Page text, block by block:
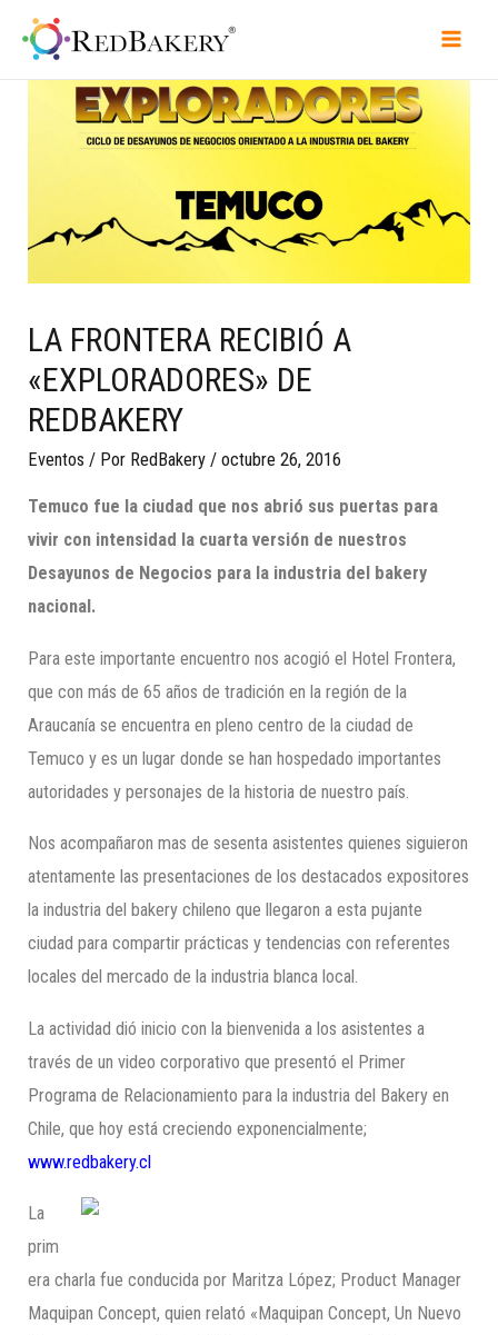
LA FRONTERA RECIBIÓ A
«EXPLORADORES» DE
REDBAKERY
Eventos / Por RedBakery /octubre 26, 2016
Temuco fue la ciudad que nos abrió sus puertas para
vivir con intensidad la cuarta versión de nuestros
Desayunos de Negocios para la industria del bakery
nacional.
Para este importante encuentro nos acogió el Hotel Frontera,
que con más de 65 años de tradición en la región de la
Araucanía se encuentra en pleno centro de la ciudad de
Temuco y es un lugar donde se han hospedado importantes
autoridades y personajes de la historia de nuestro país.
Nos acompañaron mas de sesenta asistentes quienes siguieron
atentamente las presentaciones de los destacados expositores
la industria del bakery chileno que llegaron a esta pujante
ciudad para compartir prácticas y tendencias con referentes
locales del mercado de la industria blanca local.
La actividad dió inicio con la bienvenida a los asistentes a
través de un video corporativo que presentó el Primer
Programa de Relacionamiento para la industria del Bakery en
Chile, que hoy está creciendo exponencialmente;
www.redbakery.cl
La
prim
era charla fue conducida por Maritza López; Product Manager
Maquipan Concept, quien relató «Maquipan Concept, Un Nuevo